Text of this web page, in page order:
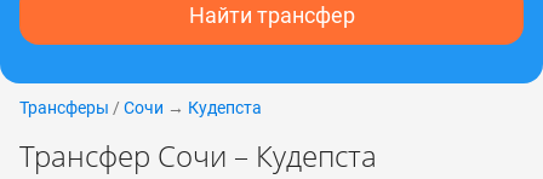
Найти трансфер
Трансферы / Сочи → Кудепста
Трансфер Сочи – Кудепста